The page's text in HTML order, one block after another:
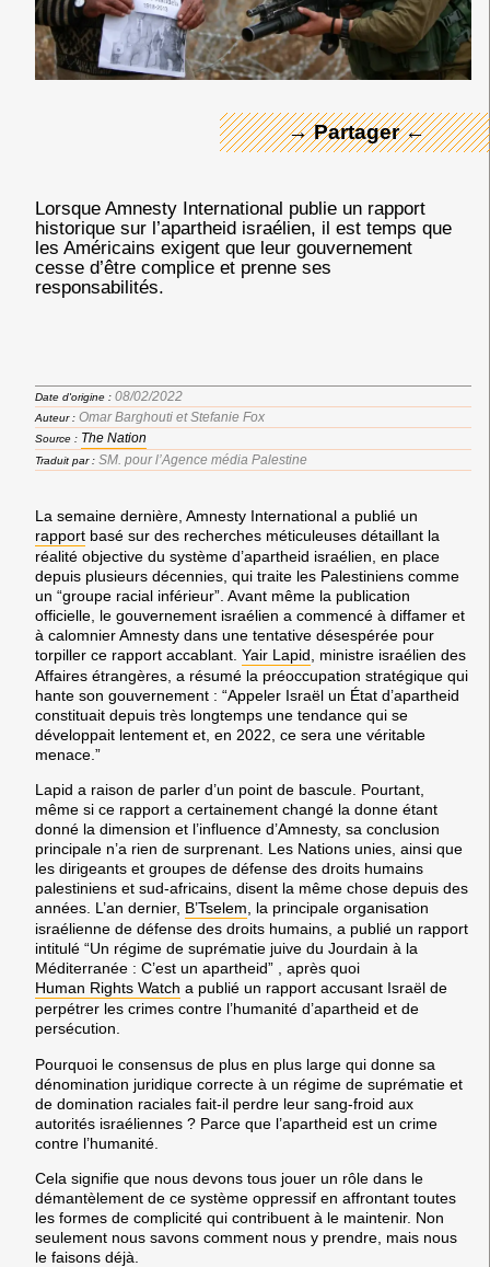
→ Partager ←
← Merci ! →
Lorsque Amnesty International publie un rapport
historique sur l’apartheid israélien, il est temps que
les Américains exigent que leur gouvernement
cesse d’être complice et prenne ses
responsabilités.
Date d'origine : 08/02/2022
Auteur : Omar Barghouti et Stefanie Fox
Source : The Nation
Traduit par : SM. pour l’Agence média Palestine
La semaine dernière, Amnesty International a publié un
rapport basé sur des recherches méticuleuses détaillant la
réalité objective du système d’apartheid israélien, en place
depuis plusieurs décennies, qui traite les Palestiniens comme
un “groupe racial inférieur”. Avant même la publication
officielle, le gouvernement israélien a commencé à diffamer et
à calomnier Amnesty dans une tentative désespérée pour
torpiller ce rapport accablant. Yair Lapid , ministre israélien des
Affaires étrangères, a résumé la préoccupation stratégique qui
hante son gouvernement : “Appeler Israël un État d’apartheid
constituait depuis très longtemps une tendance qui se
développait lentement et, en 2022, ce sera une véritable
menace.”
Lapid a raison de parler d’un point de bascule. Pourtant,
même si ce rapport a certainement changé la donne étant
donné la dimension et l’influence d’Amnesty, sa conclusion
principale n’a rien de surprenant. Les Nations unies, ainsi que
les dirigeants et groupes de défense des droits humains
palestiniens et sud-africains, disent la même chose depuis des
années. L’an dernier, B’Tselem , la principale organisation
israélienne de défense des droits humains, a publié un rapport
intitulé “Un régime de suprématie juive du Jourdain à la
Méditerranée : C’est un apartheid” , après quoi
Human Rights Watch a publié un rapport accusant Israël de
perpétrer les crimes contre l’humanité d’apartheid et de
persécution.
Pourquoi le consensus de plus en plus large qui donne sa
dénomination juridique correcte à un régime de suprématie et
de domination raciales fait-il perdre leur sang-froid aux
autorités israéliennes ? Parce que l’apartheid est un crime
contre l’humanité.
Cela signifie que nous devons tous jouer un rôle dans le
démantèlement de ce système oppressif en affrontant toutes
les formes de complicité qui contribuent à le maintenir. Non
seulement nous savons comment nous y prendre, mais nous
le faisons déjà.